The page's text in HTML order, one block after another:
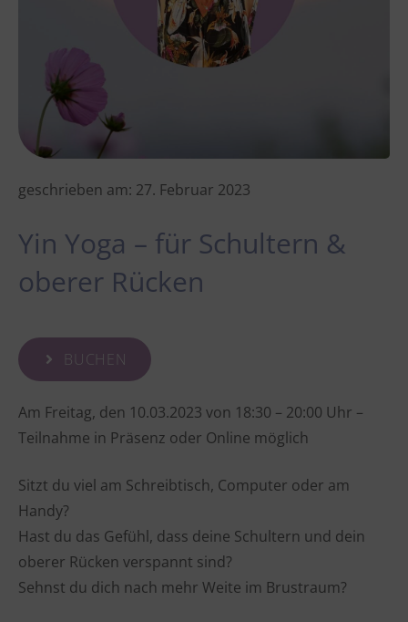
geschrieben am: 27. Februar 2023
Yin Yoga – für Schultern &
oberer Rücken
BUCHEN
Am Freitag, den 10.03.2023 von 18:30 – 20:00 Uhr –
Teilnahme in Präsenz oder Online möglich
Sitzt du viel am Schreibtisch, Computer oder am
Handy?
Hast du das Gefühl, dass deine Schultern und dein
oberer Rücken verspannt sind?
Sehnst du dich nach mehr Weite im Brustraum?